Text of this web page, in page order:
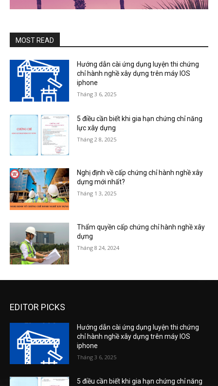
MOST READ
Hướng dẫn cài ứng dụng luyện thi chứng
chỉ hành nghề xây dựng trên máy IOS
iphone
Tháng 3 6, 2025
5 điều cần biết khi gia hạn chứng chỉ năng
lực xây dựng
Tháng 2 8, 2025
Nghị định về cấp chứng chỉ hành nghề xây
dựng mới nhất?
Tháng 1 3, 2025
Thẩm quyền cấp chứng chỉ hành nghề xây
dựng
Tháng 8 24, 2024
EDITOR PICKS
Hướng dẫn cài ứng dụng luyện thi chứng
chỉ hành nghề xây dựng trên máy IOS
iphone
Tháng 3 6, 2025
5 điều cần biết khi gia hạn chứng chỉ năng